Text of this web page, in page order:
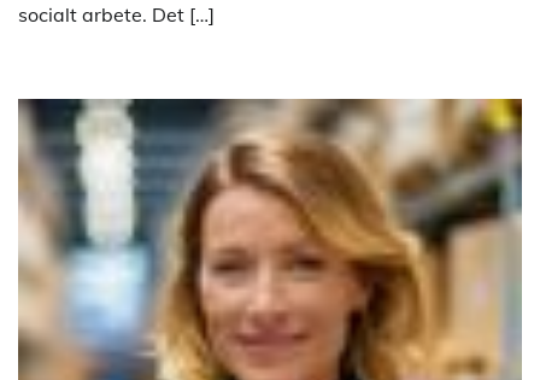
socialt arbete. Det […]